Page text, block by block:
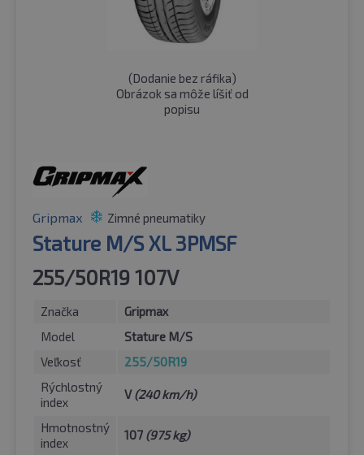
(Dodanie bez ráfika)
Obrázok sa môže líšiť od
popisu
Gripmax Zimné pneumatiky
Stature M/S XL 3PMSF
255/50R19 107V
Značka
Gripmax
Model
Stature M/S
Veľkosť
255/50R19
Rýchlostný
index
V(240 km/h)
Hmotnostný
index
107 (975 kg)